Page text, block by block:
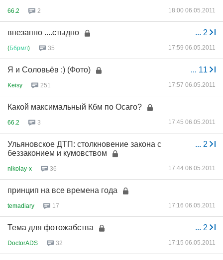
66.2 2 18:00 06.05.2011
... 2
внезапно ....стыдно
(Ббрмл) 35 17:59 06.05.2011
... 11
Я и Соловьёв :) (Фото)
Keisy 251 17:57 06.05.2011
Какой максимальный Кбм по Осаго?
66.2 3 17:45 06.05.2011
... 2
Ульяновское ДТП: столкновение закона с
беззаконием и кумовством
nikolay-x 36 17:44 06.05.2011
принцип на все времена года
temadiary 17 17:16 06.05.2011
... 2
Тема для фотожабства
DoctorADS 32 17:15 06.05.2011